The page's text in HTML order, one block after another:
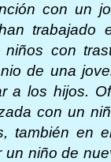
con un
trabajado
con
de una
a los hijos.
con un
también en
niño de